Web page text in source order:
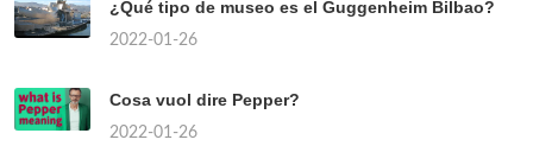
¿Qué tipo de museo es el Guggenheim Bilbao?
2022-01-26
Cosa vuol dire Pepper?
2022-01-26